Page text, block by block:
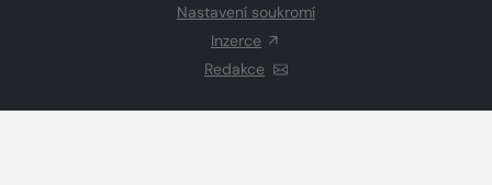
Nastavení soukromí
Inzerce
Redakce